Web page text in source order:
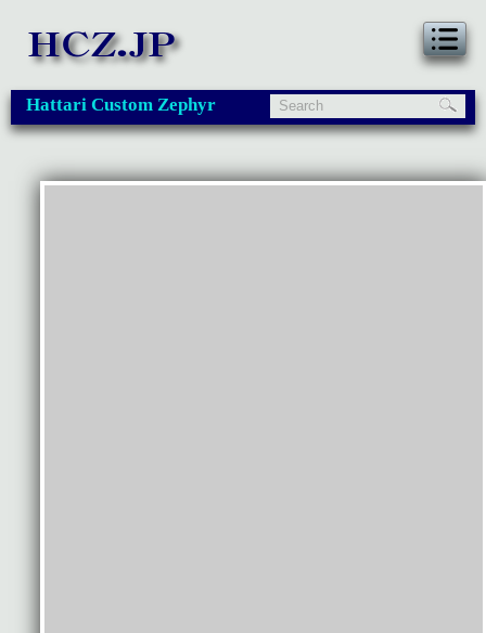
Hattari Custom Zephyr